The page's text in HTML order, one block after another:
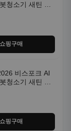
청소기 새틴 그
핑구매
비스포크 AI
청소기 새틴 차
핑구매